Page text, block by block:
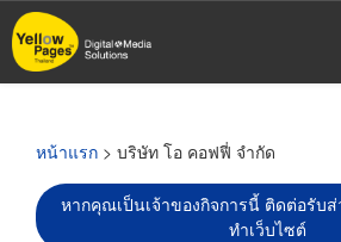
ข้าม
ไป
หน้าแรก > บริษัท โอ คอฟฟี่ จำกัด
หากคุณเป็นเจ้าของกิจการนี้ ติดต่อรับ
ทำเว็บไซต์